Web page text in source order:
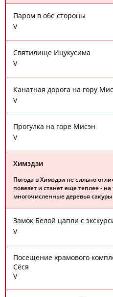
Паром в обе стороны
V
Святилище Ицукусима
V
Канатная дорога на гору
V
Прогулка на горе Мисэн
V
Химэдзи
Погода в Химэдзи не сильно
повезет и станет еще теплее -
многочисленные деревья
Замок Белой цапли с
V
Посещение храмового
Сёся
V